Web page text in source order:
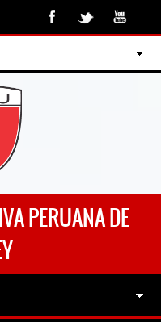
PERUANA DE